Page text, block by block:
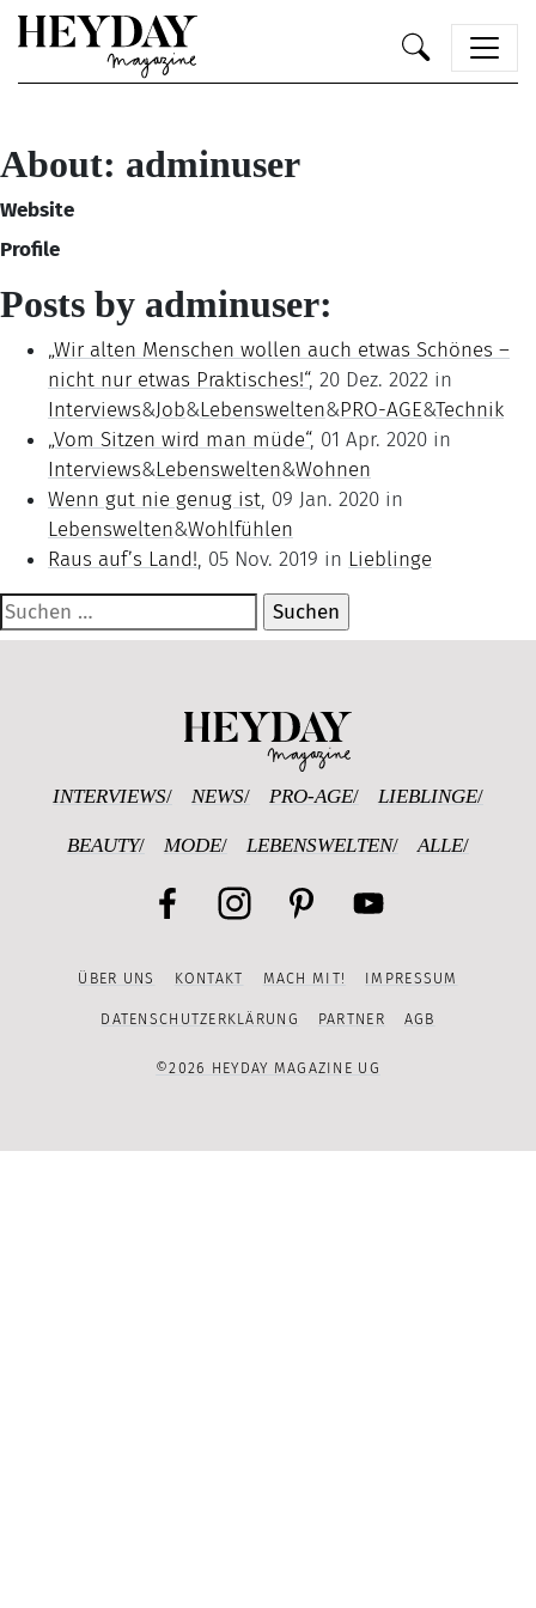
About: adminuser
Website
Profile
Posts by adminuser:
„Wir alten Menschen wollen auch etwas Schönes –
nicht nur etwas Praktisches!“, 20 Dez. 2022 in
Interviews&Job&Lebenswelten&PRO-AGE&Technik
„Vom Sitzen wird man müde“, 01 Apr. 2020 in
Interviews&Lebenswelten&Wohnen
Wenn gut nie genug ist, 09 Jan. 2020 in
Lebenswelten&Wohlfühlen
Raus auf’s Land!, 05 Nov. 2019 in Lieblinge
Suchen
nach:
INTERVIEWS NEWS PRO-AGE LIEBLINGE
BEAUTY MODE LEBENSWELTEN ALLE
Channel
ÜBER UNS KONTAKT MACH MIT! IMPRESSUM
DATENSCHUTZERKLÄRUNG PARTNER AGB
©2026 HEYDAY MAGAZINE UG